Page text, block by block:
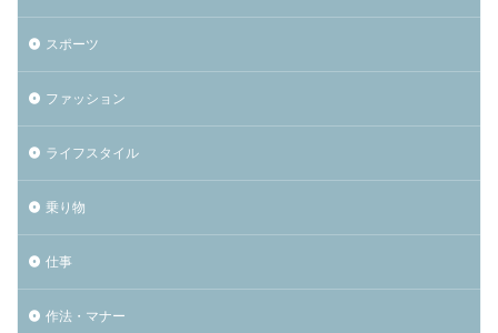
スポーツ
ファッション
ライフスタイル
乗り物
仕事
作法・マナー